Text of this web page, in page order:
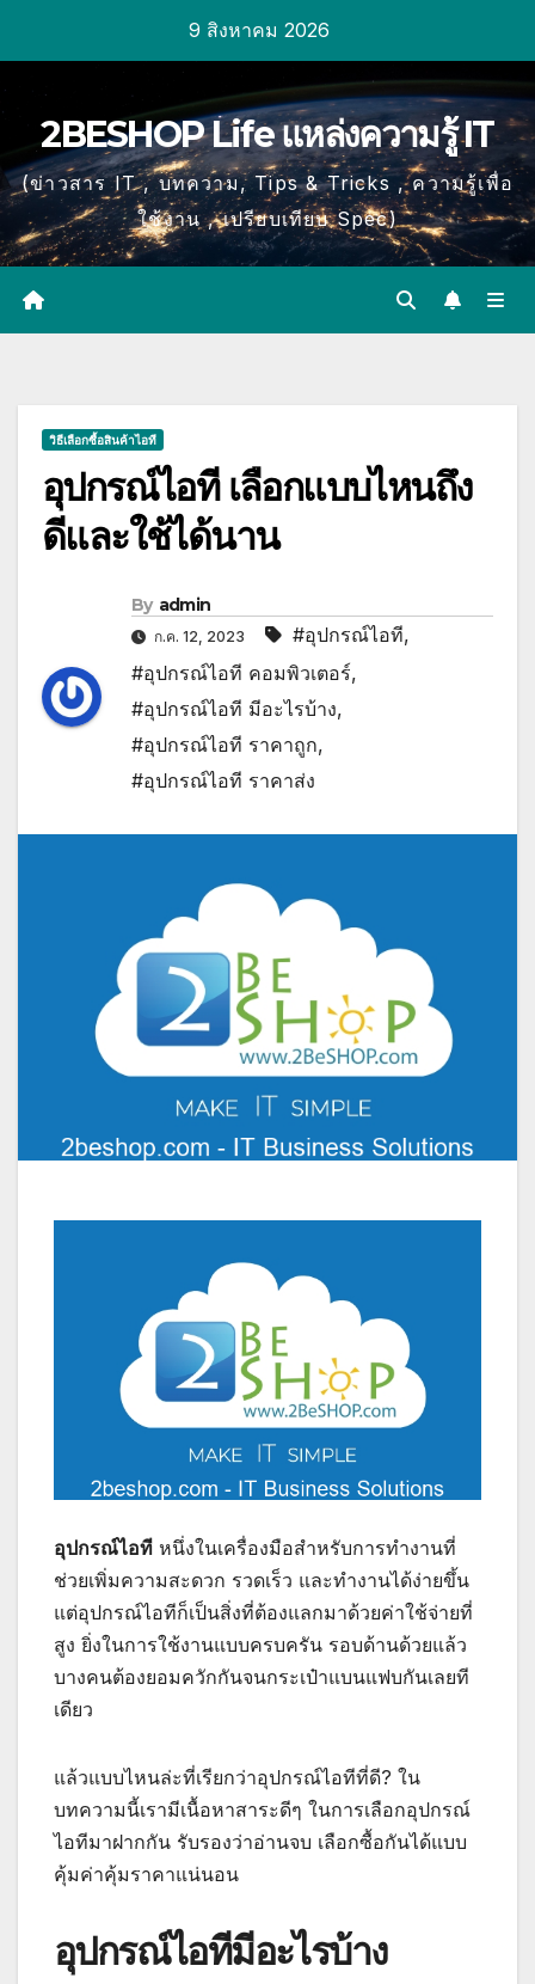
content
9 สิงหาคม 2026
2BESHOP Life แหล่งความรู้ IT
(ข่าวสาร IT , บทความ, Tips & Tricks , ความรู้เพื่อ
ใช้งาน , เปรียบเทียบ Spec)
วิธีเลือกซื้อสินค้าไอที
อุปกรณ์ไอที เลือกแบบไหนถึง
ดีและใช้ได้นาน
By admin
ก.ค. 12, 2023 #อุปกรณ์ไอที,
#อุปกรณ์ไอที คอมพิวเตอร์,
#อุปกรณ์ไอที มีอะไรบ้าง,
#อุปกรณ์ไอที ราคาถูก,
#อุปกรณ์ไอที ราคาส่ง
อุปกรณ์ไอที หนึ่งในเครื่องมือสำหรับการทำงานที่
ช่วยเพิ่มความสะดวก รวดเร็ว และทำงานได้ง่ายขึ้น
แต่อุปกรณ์ไอทีก็เป็นสิ่งที่ต้องแลกมาด้วยค่าใช้จ่ายที่
สูง ยิ่งในการใช้งานแบบครบครัน รอบด้านด้วยแล้ว
บางคนต้องยอมควักกันจนกระเป๋าแบนแฟบกันเลยที
เดียว
แล้วแบบไหนล่ะที่เรียกว่าอุปกรณ์ไอทีที่ดี? ใน
บทความนี้เรามีเนื้อหาสาระดีๆ ในการเลือกอุปกรณ์
ไอทีมาฝากกัน รับรองว่าอ่านจบ เลือกซื้อกันได้แบบ
คุ้มค่าคุ้มราคาแน่นอน
อุปกรณ์ไอทีมีอะไรบ้าง